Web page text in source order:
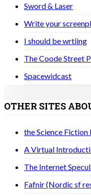
Sword & Laser
Write your
I should be wrtiing
The Coode Street
Spacewidcast
OTHER SITES
the Science Fiction
A Virtual
The Internet
Fafnir (Nordic sf